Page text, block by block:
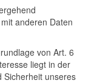
anderen Daten
von Art. 6
liegt in der
Sicherheit unseres